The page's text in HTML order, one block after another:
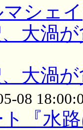
シェイ
、大渦
、大渦
08
『水